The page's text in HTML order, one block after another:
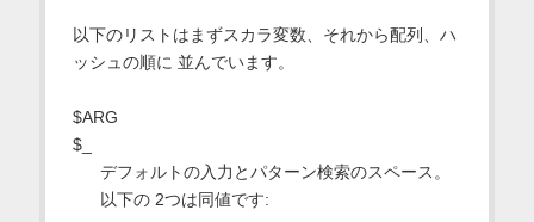
以下のリストはまずスカラ変数、それから配列、ハ
ッシュの順に 並んでいます。
$ARG
$_
デフォルトの入力とパターン検索のスペース。
以下の 2つは同値です: